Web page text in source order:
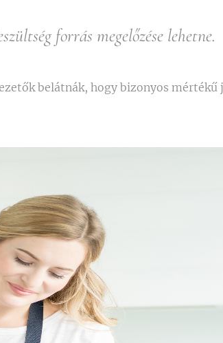
forrás megelőzése lehetne.
belátnák, hogy bizonyos mértékű